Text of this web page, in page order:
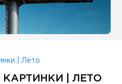
| Лето
КАРТИНКИ | ЛЕТО